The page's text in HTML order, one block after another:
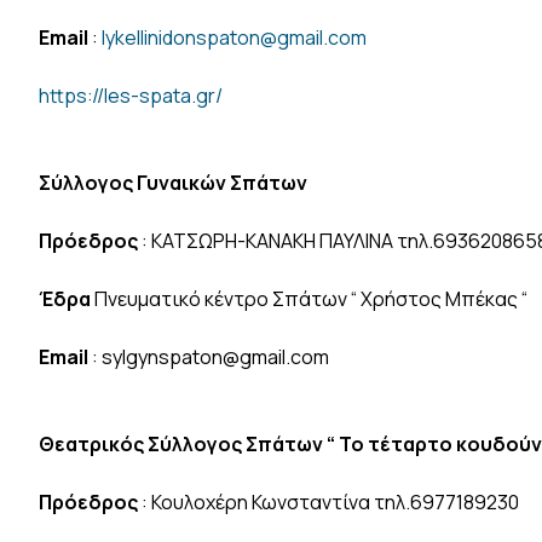
Email : lykellinidonspaton@gmail.com
https://les-spata.gr/
Σύλλογος Γυναικών Σπάτων
Πρόεδρος: ΚΑΤΣΩΡΗ-ΚΑΝΑΚΗ ΠΑΥΛΙΝΑ
ΈδραΠνευματικό κέντρο Σπάτων “ Χρήστος Μπέκας “
Email : sylgynspaton@gmail.com
Θεατρικός Σύλλογος Σπάτων “ Το τέταρτο
Πρόεδρος: Κουλοχέρη Κωνσταντίνα τηλ.6977189230